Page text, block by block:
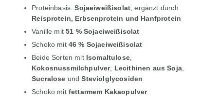
Proteinbasis:Sojaeiweißisolat , ergänzt durch
Reisprotein, Erbsenprotein und Hanfprotein
Vanille mit51 % Sojaeiweißisolat
Schoko mit 46 % Sojaeiweißisolat
Beide Sorten mit Isomaltulose,
Kokosnussmilchpulver, Lecithinen aus Soja,
Sucralose undSteviolglycosiden
Schoko mit fettarmem Kakaopulver